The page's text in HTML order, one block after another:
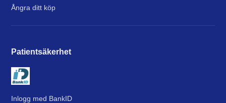
Ångra ditt köp
Patientsäkerhet
Inlogg med BankID